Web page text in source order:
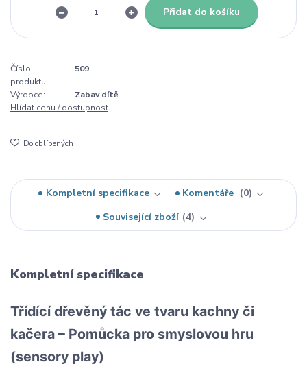
Přidat do košíku
Číslo
produktu:
509
Výrobce:
Zabav dítě
Hlídat cenu / dostupnost
Do oblíbených
Kompletní specifikace Komentáře
0
Související zboží 4
Kompletní specifikace
Třídící dřevěný tác ve tvaru kachny či
kačera – Pomůcka pro smyslovou hru
(sensory play)